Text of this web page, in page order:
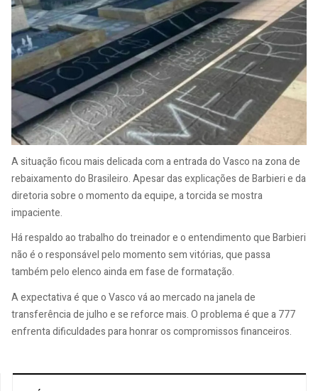
A situação ficou mais delicada com a entrada do Vasco na zona de
rebaixamento do Brasileiro. Apesar das explicações de Barbieri e da
diretoria sobre o momento da equipe, a torcida se mostra
impaciente.
Há respaldo ao trabalho do treinador e o entendimento que Barbieri
não é o responsável pelo momento sem vitórias, que passa
também pelo elenco ainda em fase de formatação.
A expectativa é que o Vasco vá ao mercado na janela de
transferência de julho e se reforce mais. O problema é que a 777
enfrenta dificuldades para honrar os compromissos financeiros.